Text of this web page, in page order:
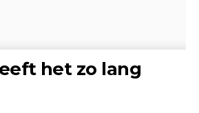
het zo lang